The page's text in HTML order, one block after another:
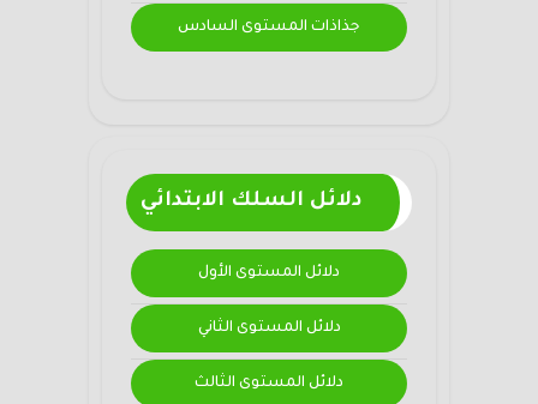
جذاذات المستوى السادس
دلائل السلك الابتدائي
دلائل المستوى الأول
دلائل المستوى الثاني
دلائل المستوى الثالث